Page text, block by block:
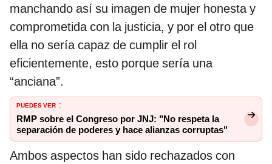
manchando así su imagen de mujer honesta y
comprometida con la justicia, y por el otro que
ella no sería capaz de cumplir el rol
eficientemente, esto porque sería una
“anciana”.
PUEDES VER :
RMP sobre el Congreso por JNJ: "No respeta la
separación de poderes y hace alianzas corruptas"
Ambos aspectos han sido rechazados con